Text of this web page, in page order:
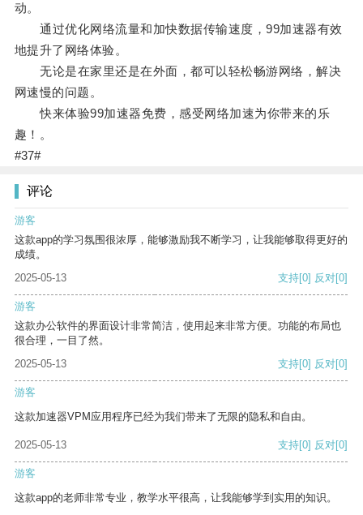
动。
通过优化网络流量和加快数据传输速度，99加速器有效
地提升了网络体验。
无论是在家里还是在外面，都可以轻松畅游网络，解决
网速慢的问题。
快来体验99加速器免费，感受网络加速为你带来的乐
趣！。
#37#
评论
游客
这款app的学习氛围很浓厚，能够激励我不断学习，让我能够取得更好的
成绩。
2025-05-13
支持[0] 反对[0]
游客
这款办公软件的界面设计非常简洁，使用起来非常方便。功能的布局也
很合理，一目了然。
2025-05-13
支持[0] 反对[0]
游客
这款加速器VPM应用程序已经为我们带来了无限的隐私和自由。
2025-05-13 支持[0] 反对[0]
游客
这款app的老师非常专业，教学水平很高，让我能够学到实用的知识。